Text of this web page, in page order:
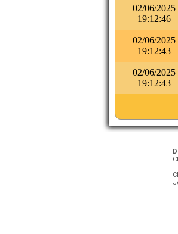
02/06/2025
19:12:46
02/06/2025
19:12:43
02/06/2025
19:12:43